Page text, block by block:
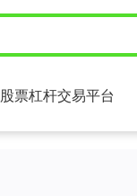
股票杠杆交易平台